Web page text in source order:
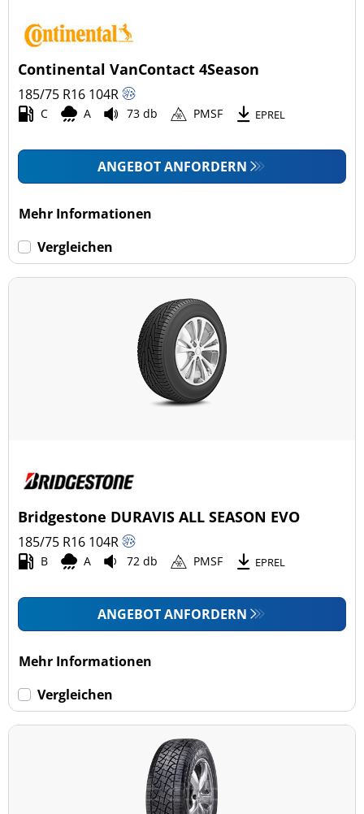
Continental VanContact 4Season
185/75 R16 104R
C A 73 db PMSF EPREL
ANGEBOT ANFORDERN
Mehr Informationen
Vergleichen
Bridgestone DURAVIS ALL SEASON EVO
185/75 R16 104R
B A 72 db PMSF EPREL
ANGEBOT ANFORDERN
Mehr Informationen
Vergleichen